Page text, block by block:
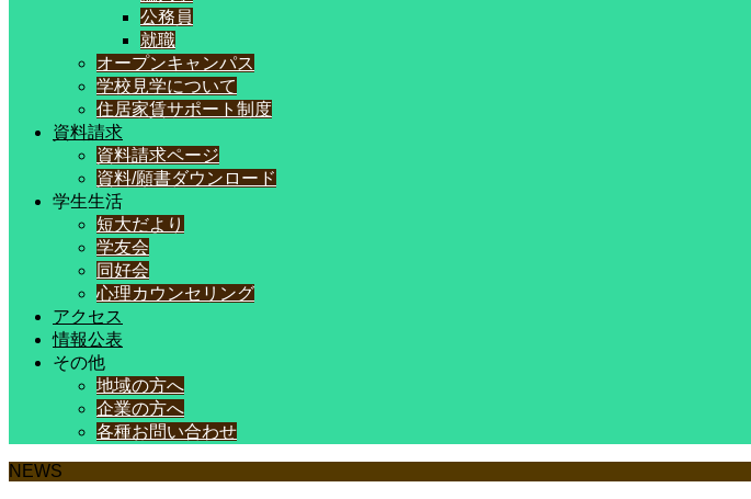
公務員
就職
オープンキャンパス
学校見学について
住居家賃サポート制度
資料請求
資料請求ページ
資料/願書ダウンロード
学生生活
短大だより
学友会
同好会
心理カウンセリング
アクセス
情報公表
その他
地域の方へ
企業の方へ
各種お問い合わせ
NEWS